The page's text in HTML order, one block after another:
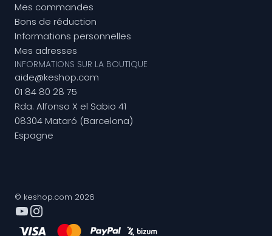
Mes commandes
Bons de réduction
Informations personnelles
Mes adresses
INFORMATIONS SUR LA BOUTIQUE
aide@keshop.com
01 84 80 28 75
Rda. Alfonso X el Sabio 41
08304 Mataró (Barcelona)
Espagne
© keshop.com 2026